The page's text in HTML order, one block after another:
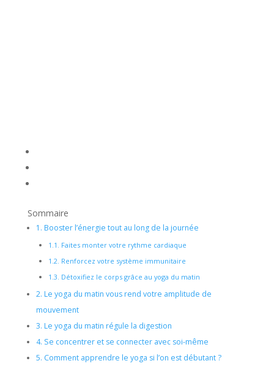
Sommaire
1. Booster l’énergie tout au long de la journée
1.1. Faites monter votre rythme cardiaque
1.2. Renforcez votre système immunitaire
1.3. Détoxifiez le corps grâce au yoga du matin
2. Le yoga du matin vous rend votre amplitude de
mouvement
3. Le yoga du matin régule la digestion
4. Se concentrer et se connecter avec soi-même
5. Comment apprendre le yoga si l’on est débutant ?